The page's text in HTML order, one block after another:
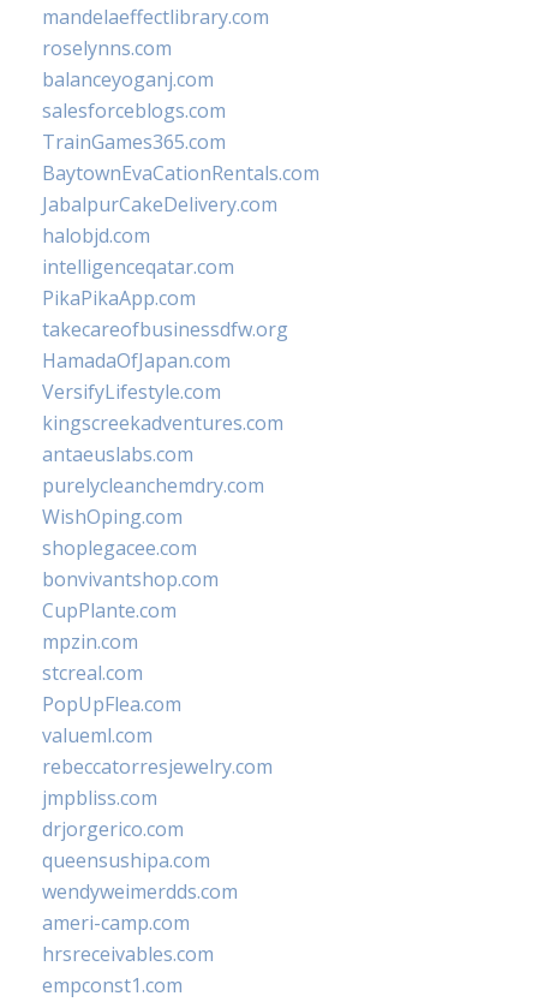
mandelaeffectlibrary.com
roselynns.com
balanceyoganj.com
salesforceblogs.com
TrainGames365.com
BaytownEvaCationRentals.com
JabalpurCakeDelivery.com
halobjd.com
intelligenceqatar.com
PikaPikaApp.com
takecareofbusinessdfw.org
HamadaOfJapan.com
VersifyLifestyle.com
kingscreekadventures.com
antaeuslabs.com
purelycleanchemdry.com
WishOping.com
shoplegacee.com
bonvivantshop.com
CupPlante.com
mpzin.com
stcreal.com
PopUpFlea.com
valueml.com
rebeccatorresjewelry.com
jmpbliss.com
drjorgerico.com
queensushipa.com
wendyweimerdds.com
ameri-camp.com
hrsreceivables.com
empconst1.com